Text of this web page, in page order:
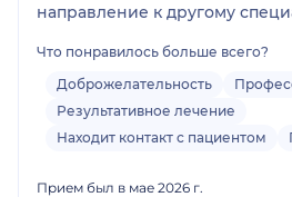
направление к другому
Что понравилось больше всего?
Доброжелательность
Результативное лечение
Находит контакт с пациентом
Прием был в мае 2026 г.